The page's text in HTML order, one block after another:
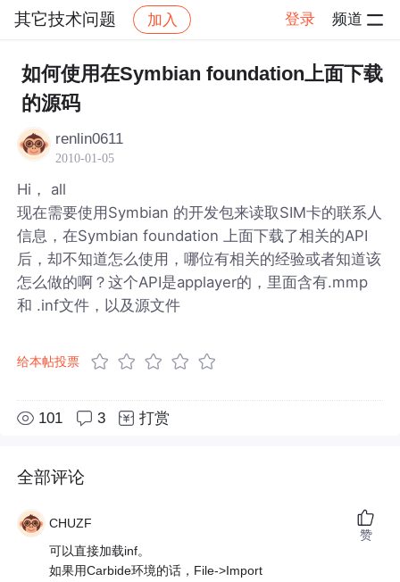
其它技术问题 加入 登录 频道
社区 其它技术问题 帖子详情
如何使用在Symbian foundation上面下载
的源码
renlin0611
2010-01-05
Hi， all
现在需要使用Symbian 的开发包来读取SIM卡的联系人
信息，在Symbian foundation 上面下载了相关的API
后，却不知道怎么使用，哪位有相关的经验或者知道该
怎么做的啊？这个API是applayer的，里面含有.mmp
和 .inf文件，以及源文件
给本帖投票
101 3 打赏
全部评论
CHUZF
可以直接加载inf。
如果用Carbide环境的话，File->Import
赞